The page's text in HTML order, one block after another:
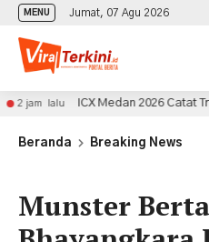
MENU Jumat, 07 Agu 2026
ICX Medan 2026 Catat Transaksi
Beranda Breaking News
Munster